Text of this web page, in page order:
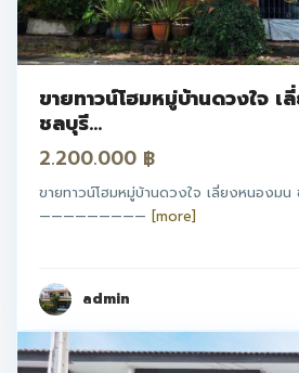
ขายทาวน์โฮมหมู่บ้านดวงใจ
ชลบุรี...
2.200.000 ฿
ขายทาวน์โฮมหมู่บ้านดวงใจ เลี่ยงหนองม
————————— [more]
admin